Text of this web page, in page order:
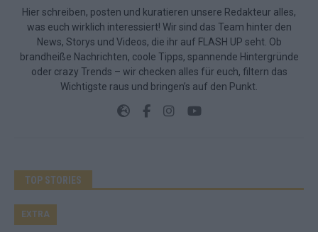
Hier schreiben, posten und kuratieren unsere Redakteur alles,
was euch wirklich interessiert! Wir sind das Team hinter den
News, Storys und Videos, die ihr auf FLASH UP seht. Ob
brandheiße Nachrichten, coole Tipps, spannende Hintergründe
oder crazy Trends – wir checken alles für euch, filtern das
Wichtigste raus und bringen’s auf den Punkt.
TOP STORIES
EXTRA